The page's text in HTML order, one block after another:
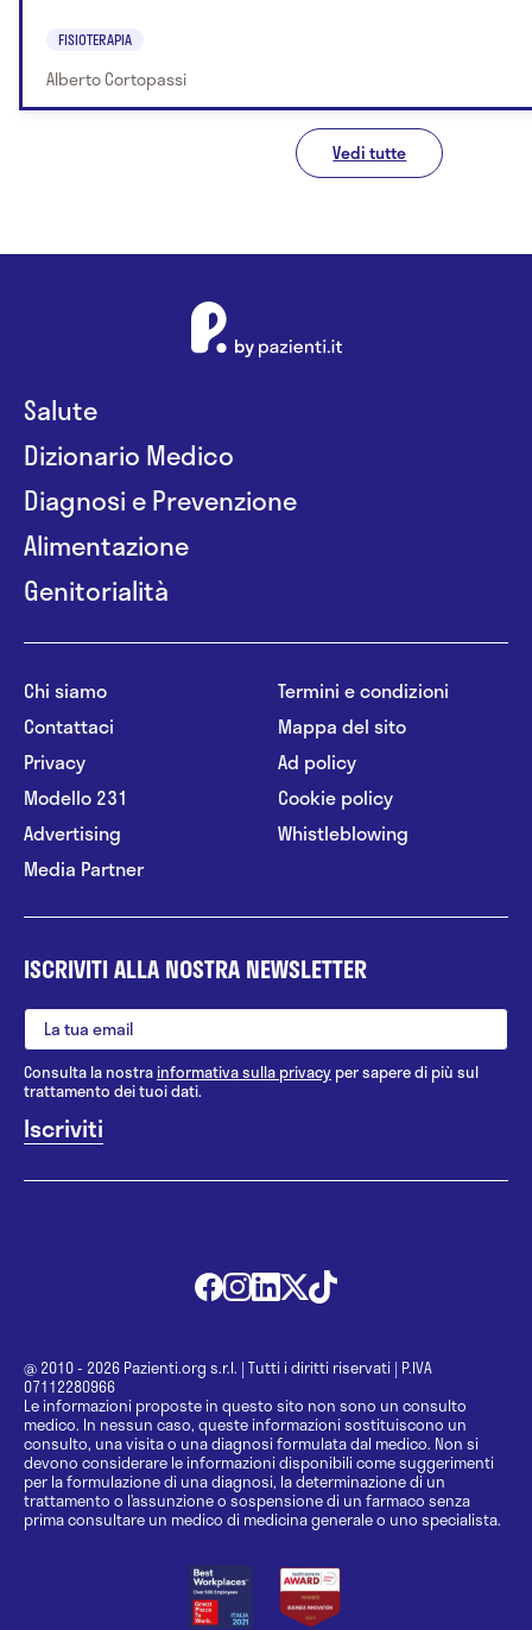
FISIOTERAPIA
Alberto Cortopassi
Vedi tutte
Salute
Dizionario Medico
Diagnosi e Prevenzione
Alimentazione
Genitorialità
Chi siamo
Contattaci
Privacy
Modello 231
Advertising
Media Partner
Termini e condizioni
Mappa del sito
Ad policy
Cookie policy
Whistleblowing
ISCRIVITI ALLA NOSTRA NEWSLETTER
Consulta la nostrainformativa sulla privacy per sapere di più sul
trattamento dei tuoi dati.
@ 2010 - 2026 Pazienti.org s.r.l. | Tutti i diritti riservati | P.IVA
07112280966
Le informazioni proposte in questo sito non sono un consulto
medico. In nessun caso, queste informazioni sostituiscono un
consulto, una visita o una diagnosi formulata dal medico. Non si
devono considerare le informazioni disponibili come suggerimenti
per la formulazione di una diagnosi, la determinazione di un
trattamento o l’assunzione o sospensione di un farmaco senza
prima consultare un medico di medicina generale o uno specialista.